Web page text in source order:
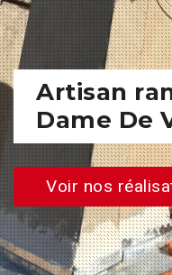
Artisan
Dame De
Voir nos